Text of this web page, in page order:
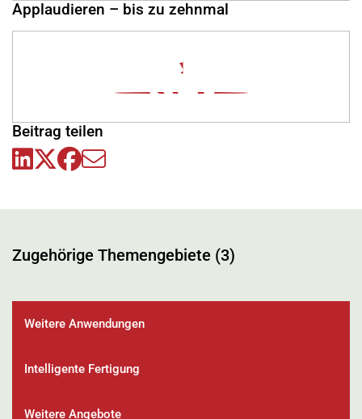
Applaudieren – bis zu zehnmal
1
Beitrag teilen
Zugehörige Themengebiete (3)
Weitere Anwendungen
Intelligente Fertigung
Weitere Angebote